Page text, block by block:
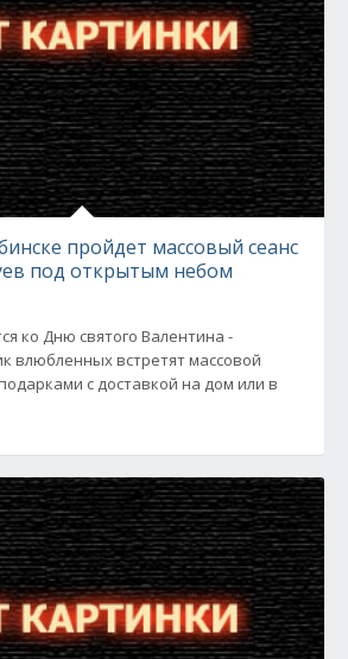
пройдет массовый сеанс
под открытым небом
ко Дню святого Валентина -
влюбленных встретят массовой
с доставкой на дом или в